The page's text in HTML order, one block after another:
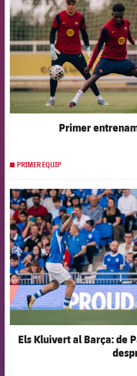
Primer
PRIMER EQUIP
Els Kluivert al Barça: de